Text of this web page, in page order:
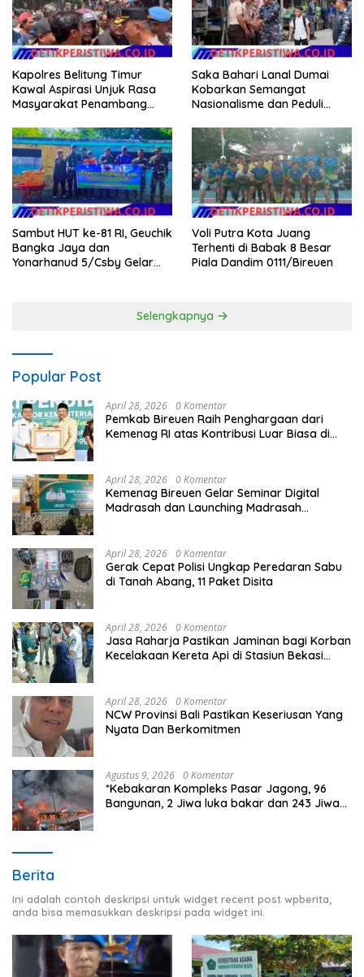
Kapolres Belitung Timur
Kawal Aspirasi Unjuk Rasa
Masyarakat Penambang
Kantor Operasional PT.Timah
Kecamatan Gantung.
Saka Bahari Lanal Dumai
Kobarkan Semangat
Nasionalisme dan Peduli
Sambut HUT ke-81 RI, Geuchik
Bangka Jaya dan
Yonarhanud 5/Csby Gelar
Voli Putra Kota Juang
Terhenti di Babak 8 Besar
Piala Dandim 0111/Bireuen
Selengkapnya
Popular Post
April 28, 2026 0 Komentar
Pemkab Bireuen Raih Penghargaan dari
Kemenag RI atas Kontribusi Luar Biasa di
April 28, 2026 0 Komentar
Kemenag Bireuen Gelar Seminar Digital
Madrasah dan Launching Madrasah
April 28, 2026 0 Komentar
Gerak Cepat Polisi Ungkap Peredaran Sabu
di Tanah Abang, 11 Paket Disita
April 28, 2026 0 Komentar
Jasa Raharja Pastikan Jaminan bagi Korban
Kecelakaan Kereta Api di Stasiun Bekasi
April 28, 2026 0 Komentar
NCW Provinsi Bali Pastikan Keseriusan Yang
Nyata Dan Berkomitmen
Agustus 9, 2026 0 Komentar
*Kebakaran Kompleks Pasar Jagong, 96
Bangunan, 2 Jiwa luka bakar dan 243 Jiwa
Berita
Ini adalah contoh deskripsi untuk widget recent post wpberita,
anda bisa memasukkan deskripsi pada widget ini.